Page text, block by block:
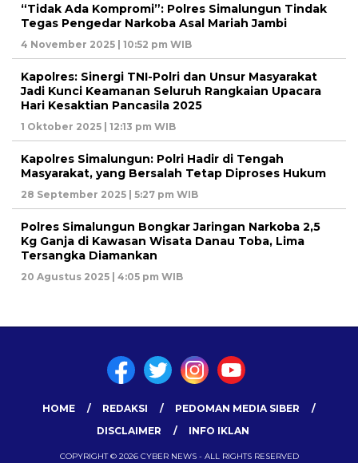
“Tidak Ada Kompromi”: Polres Simalungun Tindak
Tegas Pengedar Narkoba Asal Mariah Jambi
4 November 2025 | 10:52 pm WIB
Kapolres: Sinergi TNI-Polri dan Unsur Masyarakat
Jadi Kunci Keamanan Seluruh Rangkaian Upacara
Hari Kesaktian Pancasila 2025
1 Oktober 2025 | 12:13 pm WIB
Kapolres Simalungun: Polri Hadir di Tengah
Masyarakat, yang Bersalah Tetap Diproses Hukum
28 September 2025 | 5:27 pm WIB
Polres Simalungun Bongkar Jaringan Narkoba 2,5
Kg Ganja di Kawasan Wisata Danau Toba, Lima
Tersangka Diamankan
20 Agustus 2025 | 4:05 pm WIB
HOME REDAKSI
PEDOMAN MEDIA SIBER
DISCLAIMER
INFO IKLAN
COPYRIGHT © 2026 CYBER NEWS - ALL RIGHTS RESERVED